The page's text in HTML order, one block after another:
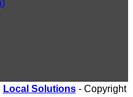
Local Solutions- Copyright